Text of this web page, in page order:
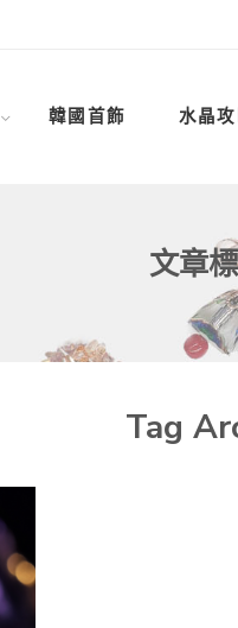
韓國首飾 水晶
文章
Tag